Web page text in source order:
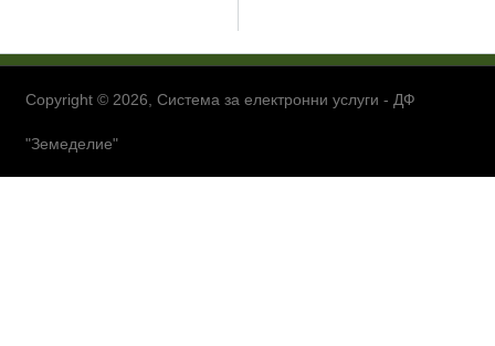
Copyright © 2026, Система за електронни услуги - ДФ
"Земеделие"